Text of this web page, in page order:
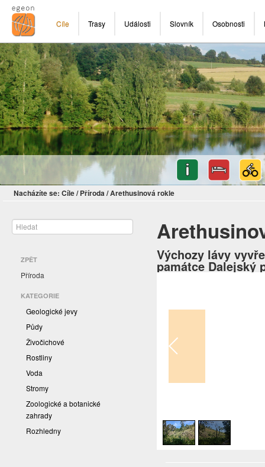
Cíle Trasy Události Slovník Osobnosti
Nacházíte se: Cíle/ Příroda/Arethusinová rokle
ZPĚT
Příroda
KATEGORIE
Geologické jevy
Půdy
Živočichové
Rostliny
Voda
Stromy
Zoologické a botanické
zahrady
Rozhledny
Výchozy lávy
památce Dalejský